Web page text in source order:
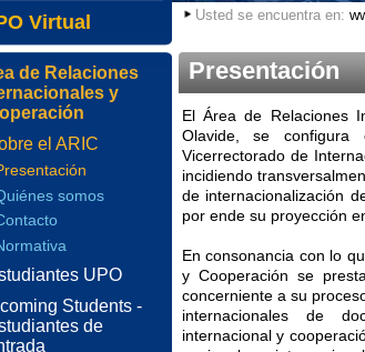
Virtual
Usted se encuentra en:
Presentación
El Área de Relaciones
Olavide, se configura
Vicerrectorado de
incidiendo
de internacionalización
por ende su proyección
En consonancia con lo
y Cooperación se
concerniente a su
internacionales de
internacional y
de Relaciones
y
el ARIC
somos
UPO
Students -
de